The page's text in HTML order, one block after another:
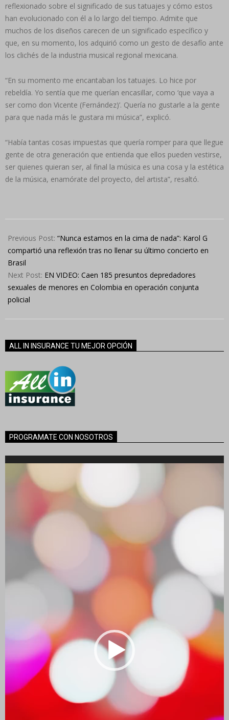
reflexionado sobre el significado de sus tatuajes y cómo estos
han evolucionado con él a lo largo del tiempo. Admite que
muchos de los diseños carecen de un significado específico y
que, en su momento, los adquirió como un gesto de desafío ante
los clichés de la industria musical regional mexicana.
“En su momento me encantaban los tatuajes. Lo hice por
rebeldía. Yo sentía que me querían encasillar, como ‘que vaya a
ser como don Vicente (Fernández)’. Quería no gustarle a la gente
para que nada más le gustara mi música”, explicó.
“Había tantas cosas impuestas que quería romper para que llegue
gente de otra generación que entienda que ellos pueden vestirse,
ser quienes quieran ser, al final la música es una cosa y la estética
de la música, enamórate del proyecto, del artista”, resaltó.
05-
14
Previous Post: “Nunca estamos en la cima de nada”: Karol G
compartió una reflexión tras no llenar su último concierto en
Brasil
Next Post: EN VIDEO: Caen 185 presuntos depredadores
sexuales de menores en Colombia en operación conjunta
policial
ALL IN INSURANCE TU MEJOR OPCIÓN
PROGRAMATE CON NOSOTROS
Reproductor